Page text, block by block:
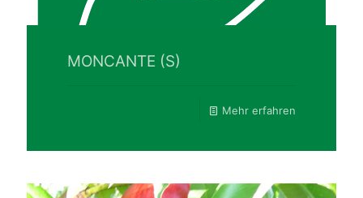
MONCANTE (S)
Mehr erfahren